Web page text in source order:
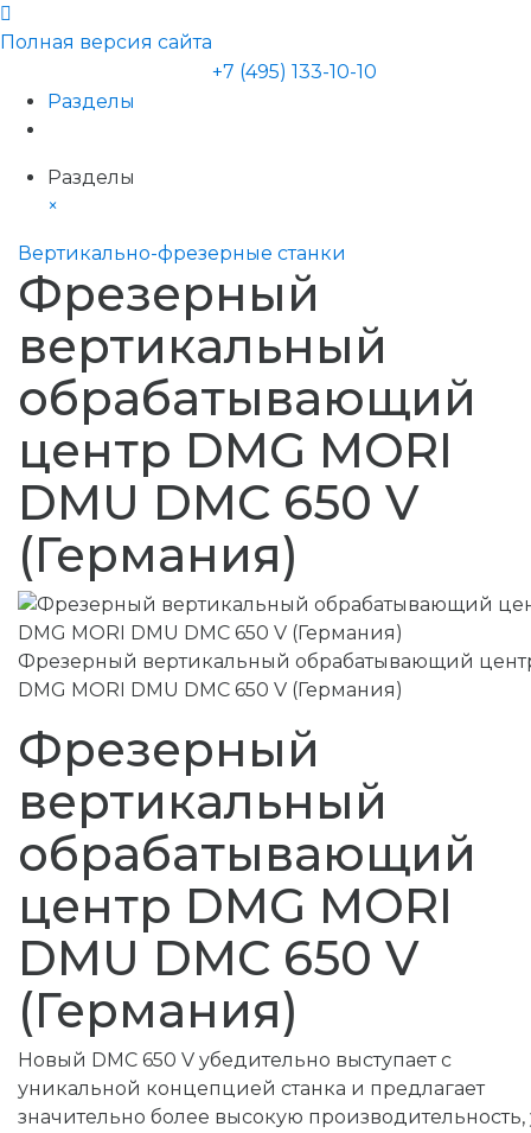
Полная версия сайта
+7 (495) 133-10-10
Разделы
Разделы
×
Вертикально-фрезерные станки
Фрезерный
вертикальный
обрабатывающий
центр DMG MORI
DMU DMC 650 V
(Германия)
Фрезерный вертикальный обрабатывающий
DMG MORI DMU DMC 650 V (Германия)
Фрезерный
вертикальный
обрабатывающий
центр DMG MORI
DMU DMC 650 V
(Германия)
Новый DMC 650 V убедительно выступает с
уникальной концепцией станка и предлагает
значительно более высокую производительность,